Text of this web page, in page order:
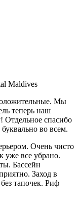
Maldives
Мы
теперь наш
Отдельное спасибо
во всем.
Очень чисто
уже все убрано.
Бассейн
Заход в
тапочек. Риф